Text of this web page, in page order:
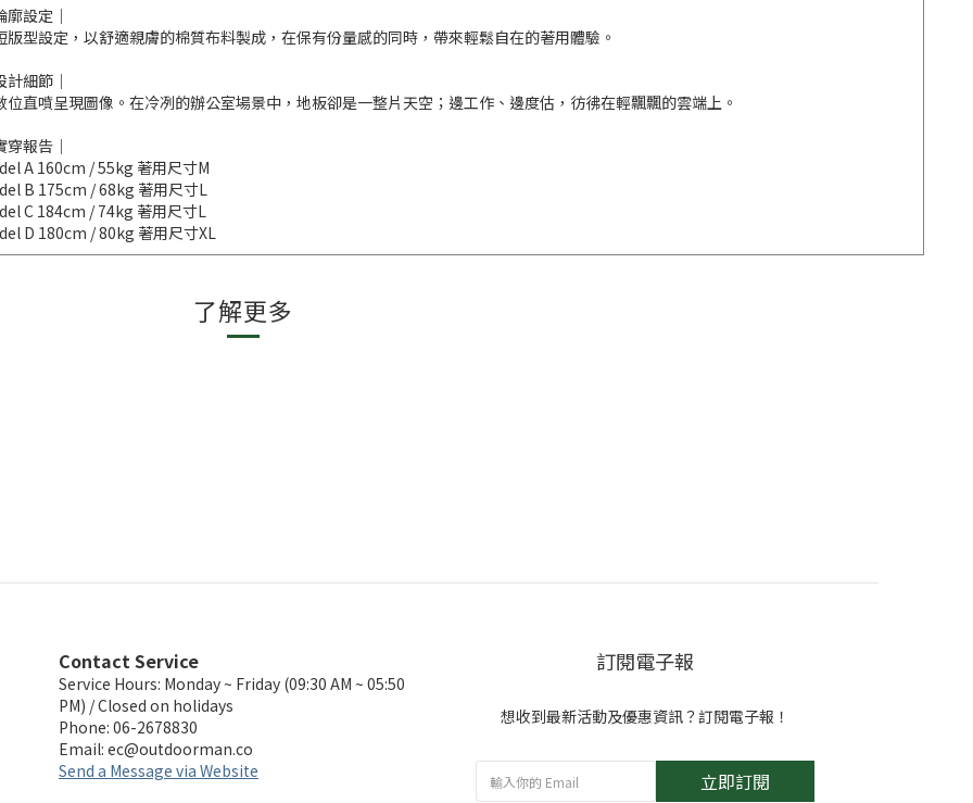
廓設定｜
版型設定，以舒適親膚的棉質布料製成，在保有份量感的同時，帶來輕鬆自在的著用體驗。
計細節｜
位直噴呈現圖像。在冷冽的辦公室場景中，地板卻是一整片天空；邊工作、邊度估，彷彿在輕飄飄的雲端上。
穿報告｜
A 160cm / 55kg 著用尺寸M
B 175cm / 68kg 著用尺寸L
C 184cm / 74kg 著用尺寸L
D 180cm / 80kg 著用尺寸XL
了解更多
Contact Service
Service Hours: Monday ~ Friday (09:30 AM ~ 05:50
PM) / Closed on holidays
Phone: 06-2678830
Email: ec@outdoorman.co
Send a Message via Website
訂閱電子報
想收到最新活動及優惠資訊？訂閱電子報！
立即訂閱